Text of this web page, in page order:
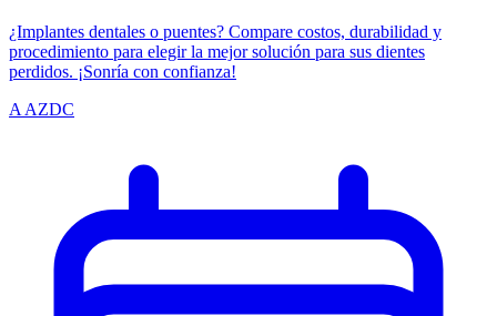
¿Implantes dentales o puentes? Compare costos, durabilidad y
procedimiento para elegir la mejor solución para sus dientes
perdidos. ¡Sonría con confianza!
A AZDC